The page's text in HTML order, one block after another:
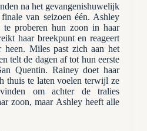
na het gevangenishuwelijk
van seizoen één. Ashley
proberen hun zoon in haar
haar breekpunt en reageert
heen. Miles past zich aan het
telt de dagen af ​​tot hun eerste
Quentin. Rainey doet haar
thuis te laten voelen terwijl ze
om achter de tralies
zoon, maar Ashley heeft alle